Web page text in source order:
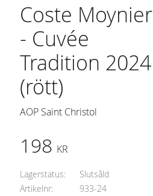
Coste Moynier
- Cuvée
Tradition 2024
(rött)
AOP Saint Christol
198 KR
Lagerstatus
Slutsåld
Artikelnr
933-24